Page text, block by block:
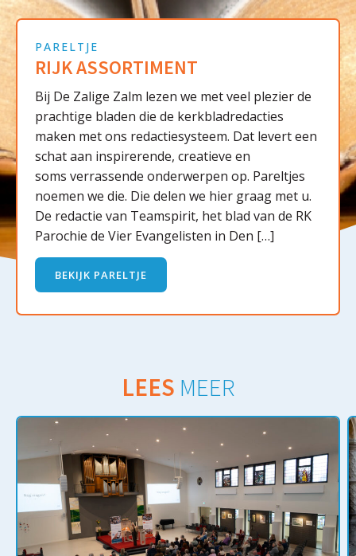
PARELTJE
RIJK ASSORTIMENT
Bij De Zalige Zalm lezen we met veel plezier de
prachtige bladen die de kerkbladredacties
maken met ons redactiesysteem. Dat levert een
schat aan inspirerende, creatieve en
soms verrassende onderwerpen op. Pareltjes
noemen we die. Die delen we hier graag met u.
De redactie van Teamspirit, het blad van de RK
Parochie de Vier Evangelisten in Den […]
BEKIJK PARELTJE
LEES MEER